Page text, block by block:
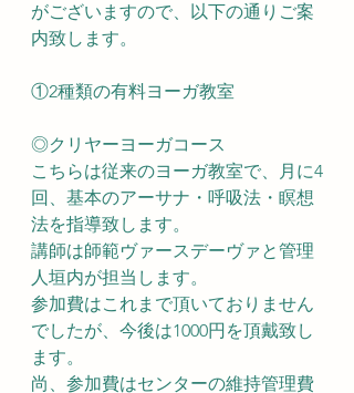
がございますので、以下の通りご案
内致します。
①2種類の有料ヨーガ教室
◎クリヤーヨーガコース
こちらは従来のヨーガ教室で、月に4
回、基本のアーサナ・呼吸法・瞑想
法を指導致します。
講師は師範ヴァースデーヴァと管理
人垣内が担当します。
参加費はこれまで頂いておりません
でしたが、今後は1000円を頂戴致し
ます。
尚、参加費はセンターの維持管理費